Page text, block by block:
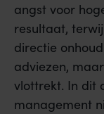
angst voor
resultaat,
directie
adviezen,
vlottrekt. In dit
management